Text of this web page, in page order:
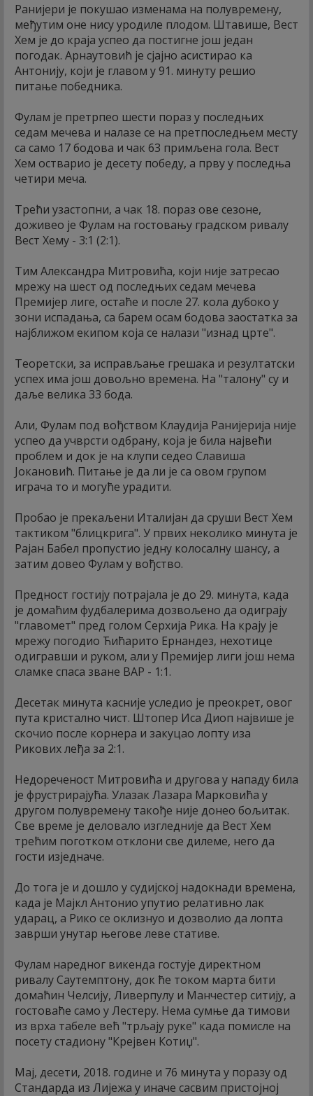
Ранијери је покушао изменама на полувремену,
међутим оне нису уродиле плодом. Штавише, Вест
Хем је до краја успео да постигне још један
погодак. Арнаутовић је сјајно асистирао ка
Антонију, који је главом у 91. минуту решио
питање победника.
Фулам је претрпео шести пораз у последњих
седам мечева и налазе се на претпоследњем месту
са само 17 бодова и чак 63 примљена гола. Вест
Хем остварио је десету победу, а прву у последња
четири меча.
Трећи узастопни, а чак 18. пораз ове сезоне,
доживео је Фулам на гостовању градском ривалу
Вест Хему - 3:1 (2:1).
Тим Александра Митровића, који није затресао
мрежу на шест од последњих седам мечева
Премијер лиге, остаће и после 27. кола дубоко у
зони испадања, са барем осам бодова заостатка за
најближом екипом која се налази "изнад црте".
Теоретски, за исправљање грешака и резултатски
успех има још довољно времена. На "талону" су и
даље велика 33 бода.
Али, Фулам под вођством Клаудија Ранијерија није
успео да учврсти одбрану, која је била највећи
проблем и док је на клупи седео Славиша
Јокановић. Питање је да ли је са овом групом
играча то и могуће урадити.
Пробао је прекаљени Италијан да сруши Вест Хем
тактиком "блицкрига". У првих неколико минута је
Рајан Бабел пропустио једну колосалну шансу, а
затим довео Фулам у вођство.
Предност гостију потрајала је до 29. минута, када
је домаћим фудбалерима дозвољено да одиграју
"главомет" пред голом Серхија Рика. На крају је
мрежу погодио Ћићарито Ернандез, нехотице
одигравши и руком, али у Премијер лиги још нема
сламке спаса зване ВАР - 1:1.
Десетак минута касније уследио је преокрет, овог
пута кристално чист. Штопер Иса Диоп највише је
скочио после корнера и закуцао лопту иза
Рикових леђа за 2:1.
Недореченост Митровића и другова у нападу била
је фрустрирајућа. Улазак Лазара Марковића у
другом полувремену такође није донео бољитак.
Све време је деловало изгледније да Вест Хем
трећим поготком отклони све дилеме, него да
гости изједначе.
До тога је и дошло у судијској надокнади времена,
када је Мајкл Антонио упутио релативно лак
ударац, а Рико се оклизнуо и дозволио да лопта
заврши унутар његове леве стативе.
Фулам наредног викенда гостује директном
ривалу Саутемптону, док ће током марта бити
домаћин Челсију, Ливерпулу и Манчестер ситију, а
гостоваће само у Лестеру. Нема сумње да тимови
из врха табеле већ "трљају руке" када помисле на
посету стадиону "Крејвен Котиџ".
Мај, десети, 2018. године и 76 минута у поразу од
Стандарда из Лијежа у иначе сасвим пристојној